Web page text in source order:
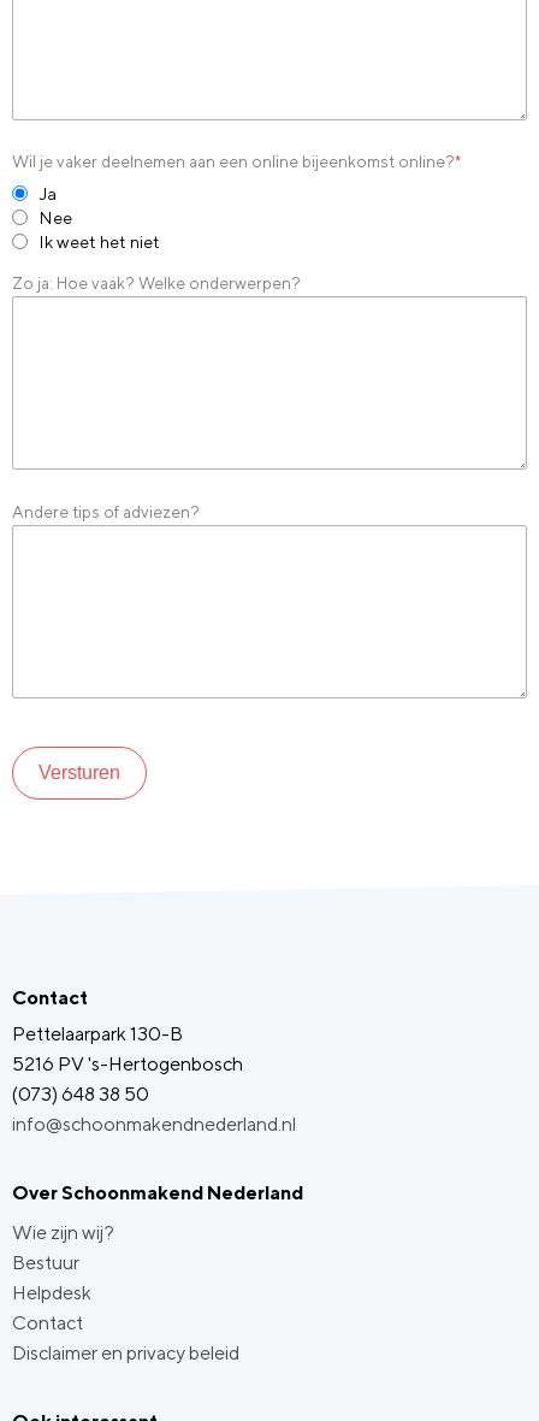
Wil je vaker deelnemen aan een online bijeenkomst online?*
Ja
Nee
Ik weet het niet
Zo ja: Hoe vaak? Welke onderwerpen?
Andere tips of adviezen?
Versturen
Contact
Pettelaarpark 130-B
5216 PV 's-Hertogenbosch
(073) 648 38 50
info@schoonmakendnederland.nl
Over Schoonmakend Nederland
Wie zijn wij?
Bestuur
Helpdesk
Contact
Disclaimer en privacy beleid